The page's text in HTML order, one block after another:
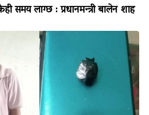
समय लाग्छ : प्रधानमन्त्री बालेन शाह